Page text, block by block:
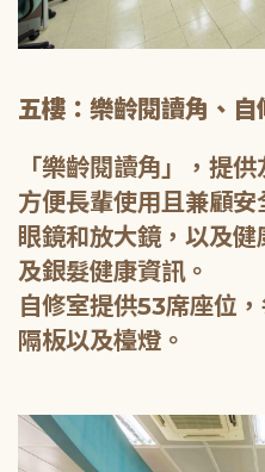
五樓：樂齡閱讀角、自
「樂齡閱讀角」，提
方便長輩使用且兼顧
眼鏡和放大鏡，以及
及銀髮健康資訊。
自修室提供53席座位